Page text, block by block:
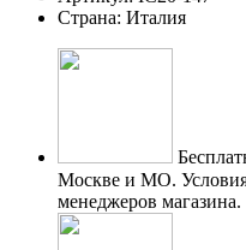
Страна: Италия
Москве и МО. Условия
менеджеров магазина.